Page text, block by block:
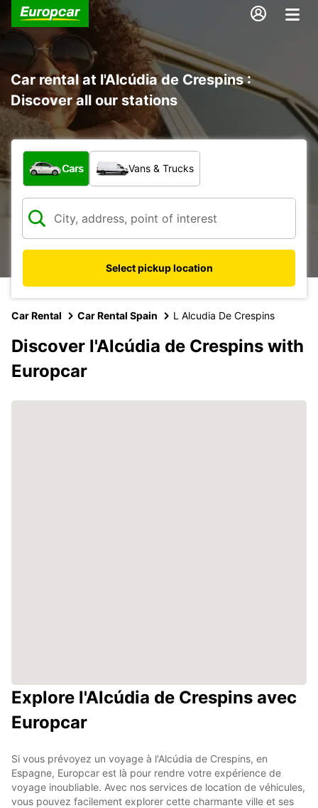
Car rental at l'Alcúdia de Crespins :
Discover all our stations
What type of vehicle?
Cars Vans & Trucks
Select pickup location
Car Rental Car Rental Spain L Alcudia De Crespins
Discover l'Alcúdia de Crespins with
Europcar
Explore l'Alcúdia de Crespins avec
Europcar
Si vous prévoyez un voyage à l'Alcúdia de Crespins, en
Espagne, Europcar est là pour rendre votre expérience de
voyage inoubliable. Avec nos services de location de véhicules,
vous pouvez facilement explorer cette charmante ville et ses